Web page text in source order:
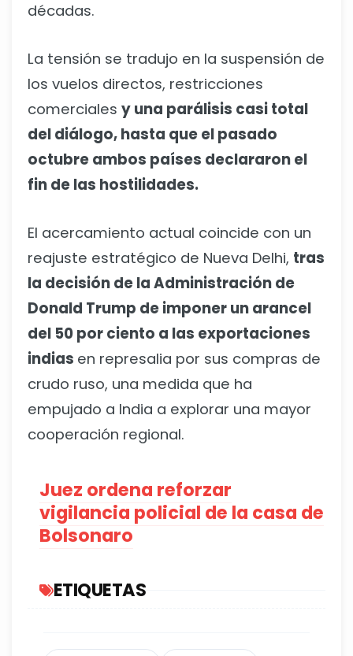
décadas.
La tensión se tradujo en la suspensión de
los vuelos directos, restricciones
comerciales y una parálisis casi total
del diálogo, hasta que el pasado
octubre ambos países declararon el
fin de las hostilidades.
El acercamiento actual coincide con un
reajuste estratégico de Nueva Delhi, tras
la decisión de la Administración de
Donald Trump de imponer un arancel
del 50 por ciento a las exportaciones
indias en represalia por sus compras de
crudo ruso, una medida que ha
empujado a India a explorar una mayor
cooperación regional.
Juez ordena reforzar
vigilancia policial de la casa de
Bolsonaro
ETIQUETAS